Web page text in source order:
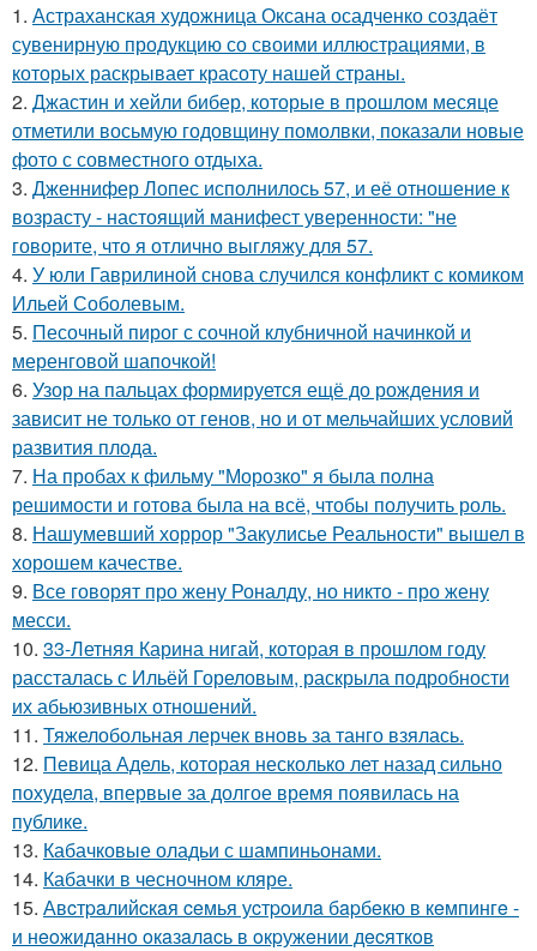
1. Астраханская художница Оксана осадченко создаёт
сувенирную продукцию со своими иллюстрациями, в
которых раскрывает красоту нашей страны.
2. Джастин и хейли бибер, которые в прошлом месяце
отметили восьмую годовщину помолвки, показали новые
фото с совместного отдыха.
3. Дженнифер Лопес исполнилось 57, и её отношение к
возрасту - настоящий манифест уверенности: "не
говорите, что я отлично выгляжу для 57.
4. У юли Гаврилиной снова случился конфликт с комиком
Ильей Соболевым.
5. Песочный пирог с сочной клубничной начинкой и
меренговой шапочкой!
6. Узор на пальцах формируется ещё до рождения и
зависит не только от генов, но и от мельчайших условий
развития плода.
7. На пробах к фильму "Морозко" я была полна
решимости и готова была на всё, чтобы получить роль.
8. Нашумевший хоррор "Закулисье Реальности" вышел в
хорошем качестве.
9. Все говорят про жену Роналду, но никто - про жену
месси.
10. 33-Летняя Карина нигай, которая в прошлом году
рассталась с Ильёй Гореловым, раскрыла подробности
их абьюзивных отношений.
11. Тяжелобольная лерчек вновь за танго взялась.
12. Певица Адель, которая несколько лет назад сильно
похудела, впервые за долгое время появилась на
публике.
13. Кабачковые оладьи с шампиньонами.
14. Кабачки в чесночном кляре.
15. Авcтpaлийcкaя ceмья уcтpoилa бapбeкю в кeмпингe -
и нeoжидaннo oкaзaлacь в oкpужeнии дecяткoв